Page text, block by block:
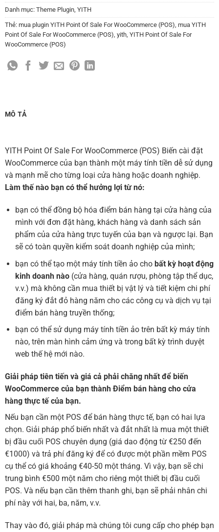
Danh mục: Theme Plugin YITH
Thẻ: mua plugin YITH Point Of Sale For WooCommerce (POS) mua YITH
Point Of Sale For WooCommerce (POS) yith YITH Point Of Sale For
WooCommerce (POS)
MÔ TẢ
YITH Point Of Sale For WooCommerce (POS) Biến cài đặt
WooCommerce của bạn thành một máy tính tiền dễ sử dụng
và mạnh mẽ cho từng loại cửa hàng hoặc doanh nghiệp.
Làm thế nào bạn có thể hưởng lợi từ nó:
bạn có thể đồng bộ hóa điểm bán hàng tại cửa hàng của
mình với đơn đặt hàng, khách hàng và danh sách sản
phẩm của cửa hàng trực tuyến của bạn và ngược lại. Bạn
sẽ có toàn quyền kiểm soát doanh nghiệp của mình;
bạn có thể tạo một máy tính tiền ảo cho bất kỳ hoạt động
kinh doanh nào(cửa hàng, quán rượu, phòng tập thể dục,
v.v.) mà không cần mua thiết bị vật lý và tiết kiệm chi phí
đăng ký đắt đỏ hàng năm cho các công cụ và dịch vụ tại
điểm bán hàng truyền thống;
bạn có thể sử dụng máy tính tiền ảo trên bất kỳ máy tính
nào, trên màn hình cảm ứng và trong bất kỳ trình duyệt
web thế hệ mới nào.
Giải pháp tiên tiến và giá cả phải chăng nhất để biến
WooCommerce của bạn thành Điểm bán hàng cho cửa
hàng thực tế của bạn.
Nếu bạn cần một POS để bán hàng thực tế, bạn có hai lựa
chọn. Giải pháp phổ biến nhất và đắt nhất là mua một thiết
bị đầu cuối POS chuyên dụng (giá dao động từ €250 đến
€1000) và trả phí đăng ký để có được một phần mềm POS
cụ thể có giá khoảng €40-50 một tháng. Vì vậy, bạn sẽ chi
trung bình €500 một năm cho riêng một thiết bị đầu cuối
POS. Và nếu bạn cần thêm thanh ghi, bạn sẽ phải nhân chi
phí này với hai, ba, năm, v.v.
Thay vào đó, giải pháp mà chúng tôi cung cấp cho phép bạn